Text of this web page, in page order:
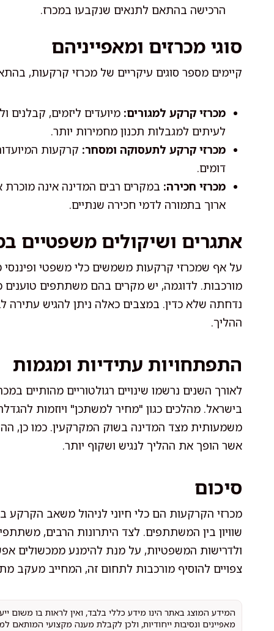
הרכישה בהתאם לתנאים שנקבעו במכרז.
סוגי מכרזים ומאפייניהם
קיימים מספר סוגים עיקריים של מכרזי קרקעות,
מכרזי קרקע למגורים: מיועדים ליזמים, קבלנים
לעיתים למגבלות תכנון מחמירות יותר.
מכרזי קרקע לתעסוקה ומסחר: קרקעות
דומים.
מכרזי חכירה: במקרים רבים המדינה אינה
ארוך בתמורה לדמי חכירה שנתיים.
אתגרים ושיקולים משפטיים
על אף שמכרזי קרקעות משמשים כלי משפטי ופיננסי
מורכבות. לדוגמה, יש מקרים בהם משתתפים
נדחתה שלא כדין. במצבים כאלה ניתן להגיש
ההליך.
התפתחויות עתידיות ומגמות
לאורך השנים נרשמו שינויים רגולטוריים מהותיים
בישראל. מהלכים כגון "מחיר למשתכן" ויוזמות
משמעותית מצד המדינה בשוק המקרקעין. כמו כן,
אשר הופך את ההליך לנגיש ושקוף יותר.
סיכום
מכרזי הקרקעות הם כלי חיוני לניהול משאב
שוויון בין המשתתפים. לצד היתרונות הרבים,
ולדרישות המשפטיות, על מנת להימנע ממכשולים
צפויים להוסיף מורכבות לתחום זה, המחייב מעקב
המידע המוצג באתר הינו מידע כללי בלבד, ואין לראות בו משום
מאפיינים ונסיבות ייחודיות, ולכן לקבלת מענה מקצועי